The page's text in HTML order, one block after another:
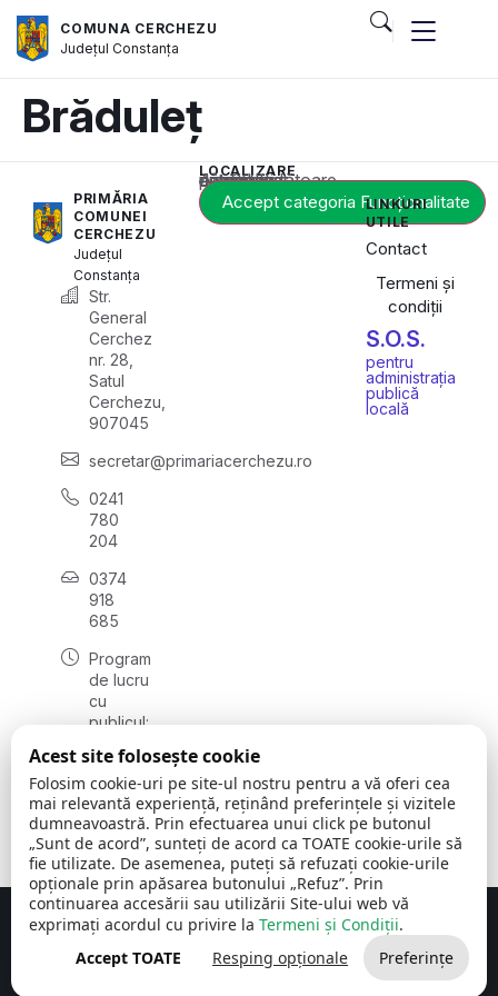
COMUNA CERCHEZU
JudețulConstanța
Brăduleț
PRIMĂRIA
COMUNEI
CERCHEZU
Județul
Constanța
Str.
General
Cerchez
nr. 28,
Satul
Cerchezu,
907045
secretar@primariacerchezu.ro
0241
780
204
0374
918
685
Program
de lucru
cu
publicul:
08:00 -
16:30
, vineri:
08:00 -
14:00
LOCALIZARE
Acest conținut este blocat până când acceptați categoria corespunzătoare de cookie-uri.
Accept categoria Funcționalitate
LINKURI
UTILE
Contact
Termeni și
condiții
S.O.S.
pentru
administrația
publică
locală
Comuna Cerchezu © 2026Toate drepturile rezervate
Concept realizat de Big Media Relații Publice SRL
Acest site folosește cookie
Folosim cookie-uri pe site-ul nostru pentru a vă oferi cea
mai relevantă experiență, reținând preferințele și vizitele
dumneavoastră. Prin efectuarea unui click pe butonul
„Sunt de acord”, sunteți de acord ca TOATE cookie-urile să
fie utilizate. De asemenea, puteți să refuzați cookie-urile
opționale prin apăsarea butonului „Refuz”. Prin
continuarea accesării sau utilizării Site-ului web vă
exprimați acordul cu privire la Termeni și Condiții.
Accept TOATE
Resping opționale Preferințe